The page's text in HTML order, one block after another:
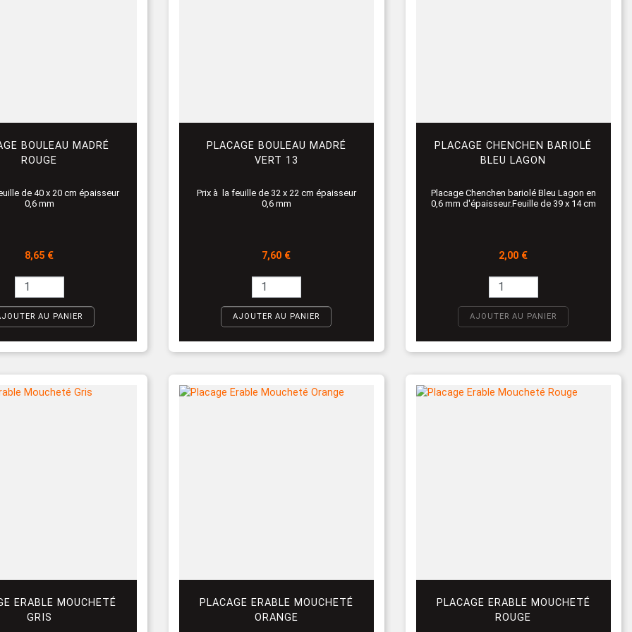
BOULEAU MADRÉ
ROUGE
de 40 x 20 cm épaisseur
0,6 mm
Prix
8,65 €
AU PANIER
PLACAGE BOULEAU MADRÉ
VERT 13
Prix à la feuille de 32 x 22 cm épaisseur
0,6 mm
Prix
7,60 €
AJOUTER AU PANIER
PLACAGE CHENCHEN BARIOLÉ
BLEU LAGON
Placage Chenchen bariolé Bleu Lagon en
0,6 mm d'épaisseur.Feuille de 39 x 14 cm
Prix
2,00 €
AJOUTER AU PANIER
ERABLE MOUCHETÉ
GRIS
PLACAGE ERABLE MOUCHETÉ
ORANGE
PLACAGE ERABLE MOUCHETÉ
ROUGE